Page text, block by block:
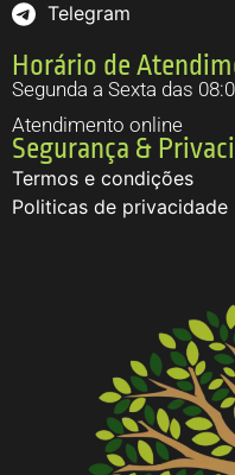
Telegram
Horário de
Segunda a Sexta das
Atendimento online
Segurança &
Termos e condições
Politicas de privacidade